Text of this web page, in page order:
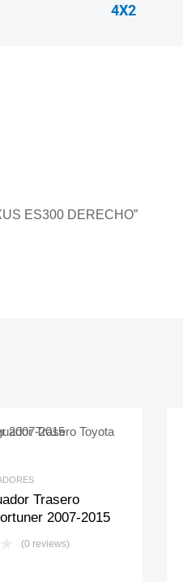
4X2
ES300 DERECHO”
Add to Wishlist
Add to Compare
Trasero
2007-2015
(0 reviews)